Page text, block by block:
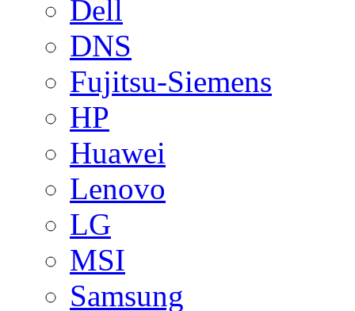
Dell
DNS
Fujitsu-Siemens
HP
Huawei
Lenovo
LG
MSI
Samsung